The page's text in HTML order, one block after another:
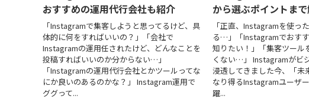
おすすめの運用代行会社も紹介
「Instagramで集客しようと思ってるけど、具
体的に何をすればいいの？」「会社で
Instagramの運用任されたけど、どんなことを
投稿すればいいのか分からない…」
「Instagramの運用代行会社とかツールってな
にか良いのあるのかな？」 Instagram運用で
ググって...
から選ぶポイントま
「正直、Instagramを使っ
る…」「Instagramでおす
知りたい！」「集客ツール
くない…」 Instagramがビ
浸透してきました今、「未
なり得るInstagramユーザ
躍...